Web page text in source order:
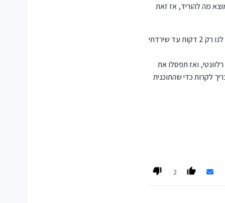
אבל שם זה עומד,
גם מה שמתאים לו בתור
לא אוהב לאסוף
אבל אם אני לא מוצא מה להוריד, אז זאת
למעשה עד שקילפנו את כל השכבות של השאלה, והבננו שלא מפריע לו בגדי האופנה של ילדי השכנים, אלא רכב--- כבר נותרו לנו רק 2 דקות עד שירדתי
ואז תפסלו את
צריך לקרות כדי שהתוכנית
2